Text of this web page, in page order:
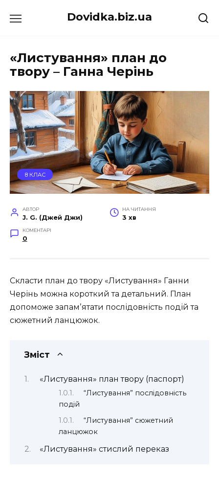
до
Dovidka.biz.ua
«Листування» план до
твору – Ганна Черінь
8 КЛАС
АВТОР
J. G. (Джей Джи)
НА ЧИТАННЯ
3 хв
КОМЕНТАРІ
0
Скласти план до твору «Листування» Ганни
Черінь можна короткий та детальний. План
допоможе запамʼятати послідовність подій та
сюжетний ланцюжок.
Зміст
«Листування» план твору (паспорт)
“Листування” послідовність
подій
“Листування” сюжетний
ланцюжок
«Листування» стислий переказ